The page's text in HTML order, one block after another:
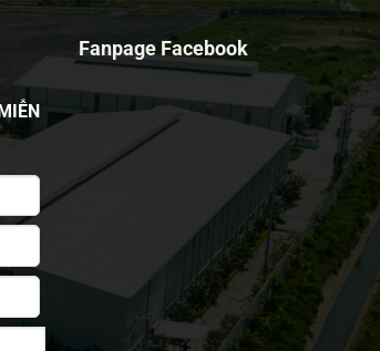
Fanpage Facebook